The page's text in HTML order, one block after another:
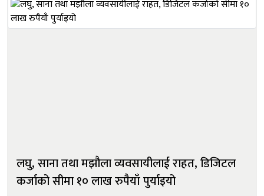
लघु, साना तथा मझौला व्यवसायीलाई राहत, डिजिटल
कर्जाको सीमा १० लाख रुपैयाँ पुर्याइयो